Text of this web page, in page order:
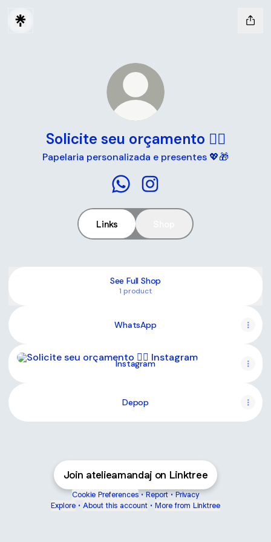
Solicite seu orçamento 👇🏻
Papelaria personalizada e presentes 💖🎁
Links
See Full Shop
1 product
WhatsApp
Instagram
Instagram
Depop
Join atelieamandaj on Linktree
Cookie Preferences • Report • Privacy
Explore • About this account • More from Linktree